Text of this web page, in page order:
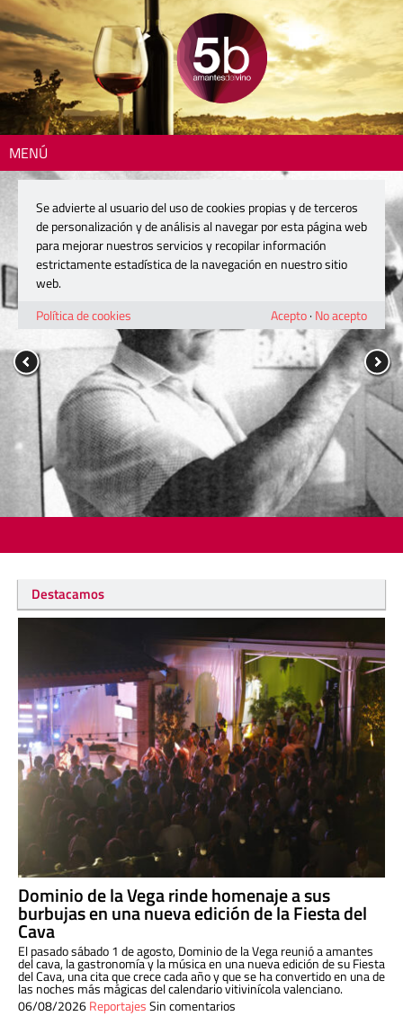
MENÚ
Destacamos
Dominio de la Vega rinde homenaje a sus
burbujas en una nueva edición de la Fiesta del
Cava
El pasado sábado 1 de agosto, Dominio de la Vega reunió a amantes
del cava, la gastronomía y la música en una nueva edición de su Fiesta
del Cava, una cita que crece cada año y que se ha convertido en una de
las noches más mágicas del calendario vitivinícola valenciano.
06/08/2026ReportajesSin comentarios
Se advierte al usuario del uso de cookies propias y de terceros
de personalización y de análisis al navegar por esta página web
para mejorar nuestros servicios y recopilar información
estrictamente estadística de la navegación en nuestro sitio
web.
Política de cookies
Acepto· No acepto